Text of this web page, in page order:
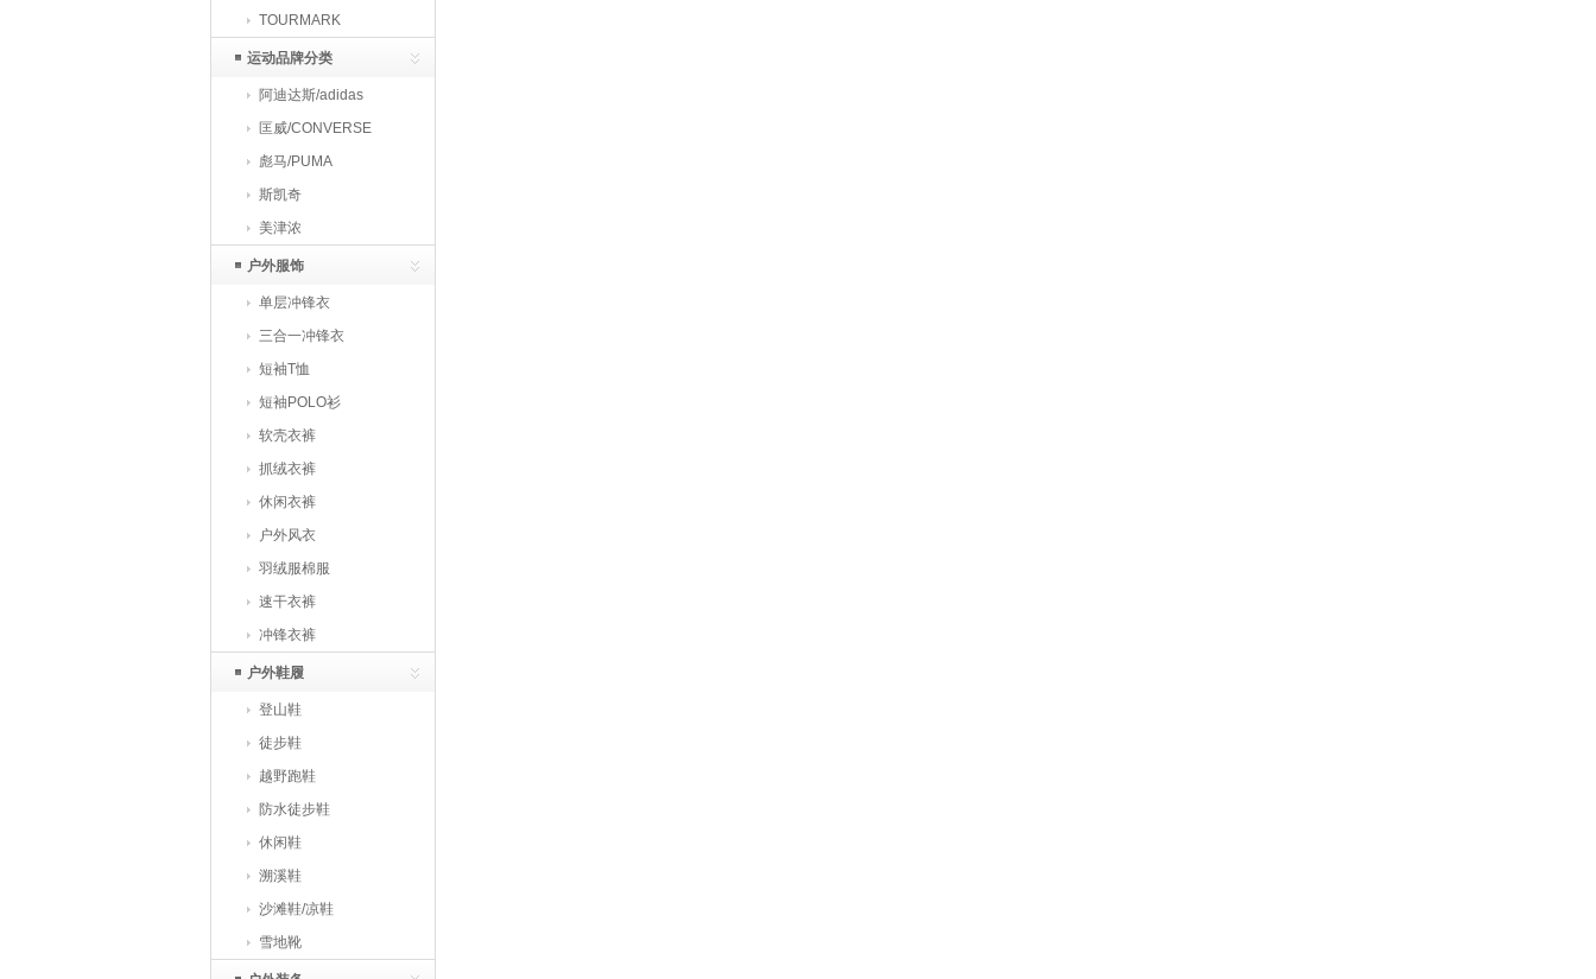
TOURMARK
运动品牌分类
阿迪达斯/adidas
匡威/CONVERSE
彪马/PUMA
斯凯奇
美津浓
户外服饰
单层冲锋衣
三合一冲锋衣
短袖T恤
短袖POLO衫
软壳衣裤
抓绒衣裤
休闲衣裤
户外风衣
羽绒服棉服
速干衣裤
冲锋衣裤
户外鞋履
登山鞋
徒步鞋
越野跑鞋
防水徒步鞋
休闲鞋
溯溪鞋
沙滩鞋/凉鞋
雪地靴